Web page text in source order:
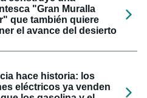
"Gran Muralla
que también quiere
el avance del desierto
hace historia: los
eléctricos ya venden